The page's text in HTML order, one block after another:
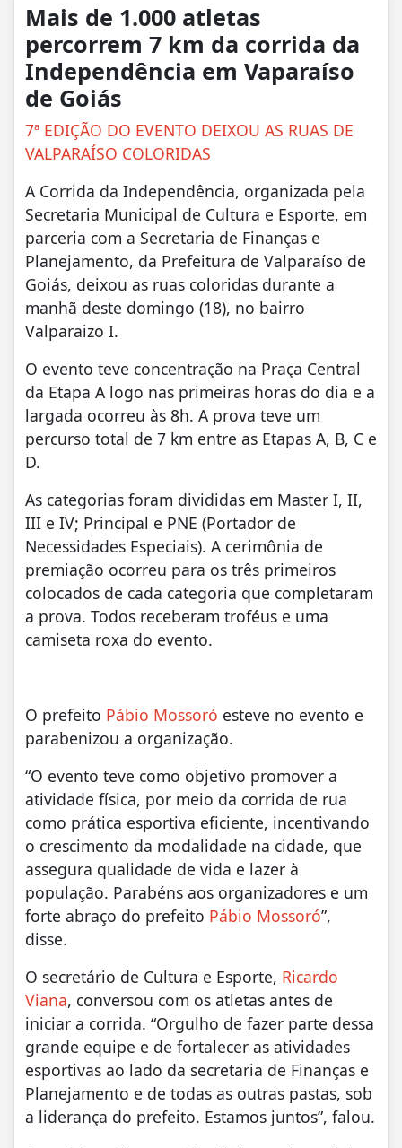
Mais de 1.000 atletas
percorrem 7 km da corrida da
Independência em Vaparaíso
de Goiás
7ª EDIÇÃO DO EVENTO DEIXOU AS RUAS DE
VALPARAÍSO COLORIDAS
A Corrida da Independência, organizada pela
Secretaria Municipal de Cultura e Esporte, em
parceria com a Secretaria de Finanças e
Planejamento, da Prefeitura de Valparaíso de
Goiás, deixou as ruas coloridas durante a
manhã deste domingo (18), no bairro
Valparaizo I.
O evento teve concentração na Praça Central
da Etapa A logo nas primeiras horas do dia e a
largada ocorreu às 8h. A prova teve um
percurso total de 7 km entre as Etapas A, B, C e
D.
As categorias foram divididas em Master I, II,
III e IV; Principal e PNE (Portador de
Necessidades Especiais). A cerimônia de
premiação ocorreu para os três primeiros
colocados de cada categoria que completaram
a prova. Todos receberam troféus e uma
camiseta roxa do evento.
O prefeito Pábio Mossoró esteve no evento e
parabenizou a organização.
“O evento teve como objetivo promover a
atividade física, por meio da corrida de rua
como prática esportiva eficiente, incentivando
o crescimento da modalidade na cidade, que
assegura qualidade de vida e lazer à
população. Parabéns aos organizadores e um
forte abraço do prefeito Pábio Mossoró”,
disse.
O secretário de Cultura e Esporte, Ricardo
Viana, conversou com os atletas antes de
iniciar a corrida. “Orgulho de fazer parte dessa
grande equipe e de fortalecer as atividades
esportivas ao lado da secretaria de Finanças e
Planejamento e de todas as outras pastas, sob
a liderança do prefeito. Estamos juntos”, falou.